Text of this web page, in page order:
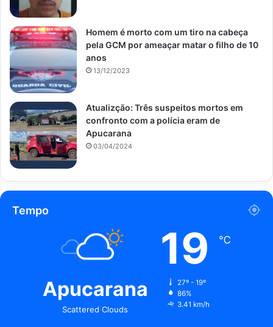
Homem é morto com um tiro na cabeça
pela GCM por ameaçar matar o filho de 10
anos
13/12/2023
Atualizção: Três suspeitos mortos em
confronto com a polícia eram de
Apucarana
03/04/2024
Tempo
Apucarana
Scattered Clouds
19 ℃
27º - 19º
86%
3.41 km/h